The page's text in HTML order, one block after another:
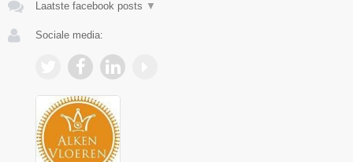
Laatste facebook posts ▼
Sociale media: